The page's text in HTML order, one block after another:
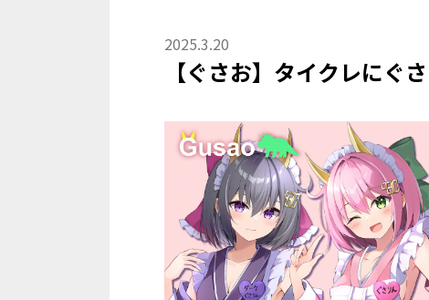
2025.3.20
【ぐさお】タイクレにぐ